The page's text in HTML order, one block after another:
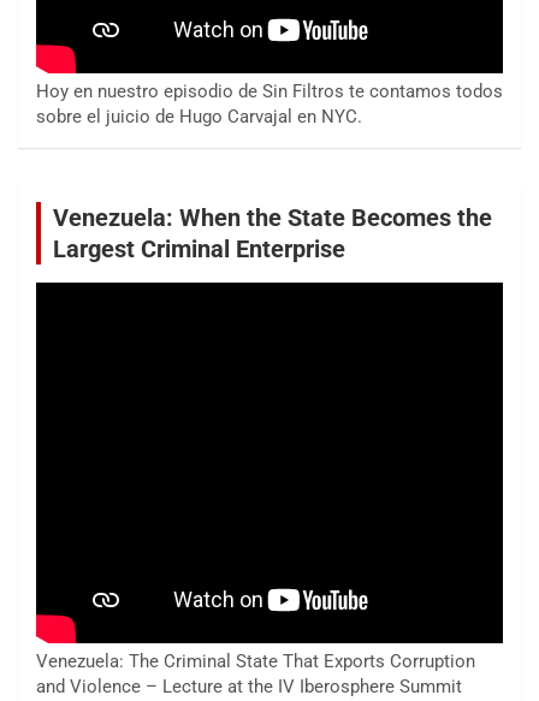
Hoy en nuestro episodio de Sin Filtros te contamos todos
sobre el juicio de Hugo Carvajal en NYC.
Venezuela: When the State Becomes the
Largest Criminal Enterprise
Venezuela: The Criminal State That Exports Corruption
and Violence – Lecture at the IV Iberosphere Summit